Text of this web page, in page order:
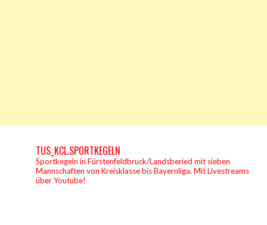
TUS_KCL.SPORTKEGELN
Sportkegeln in Fürstenfeldbruck/Landsberied mit sieben
Mannschaften von Kreisklasse bis Bayernliga. Mit Livestreams
über Youtube!